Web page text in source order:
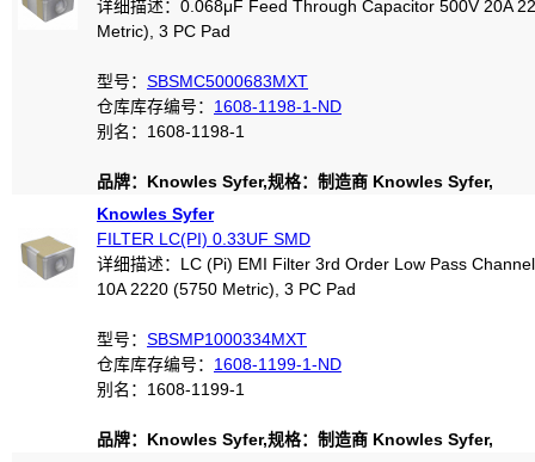
详细描述：0.068μF Feed Through Capacitor 500V 20A
Metric), 3 PC Pad
型号： SBSMC5000683MXT
仓库库存编号： 1608-1198-1-ND
别名：1608-1198-1
品牌：Knowles Syfer,规格：制造商 Knowles Syfer,
Knowles Syfer
FILTER LC(PI) 0.33UF SMD
详细描述：LC (Pi) EMI Filter 3rd Order Low Pass
10A 2220 (5750 Metric), 3 PC Pad
型号： SBSMP1000334MXT
仓库库存编号： 1608-1199-1-ND
别名：1608-1199-1
品牌：Knowles Syfer,规格：制造商 Knowles Syfer,